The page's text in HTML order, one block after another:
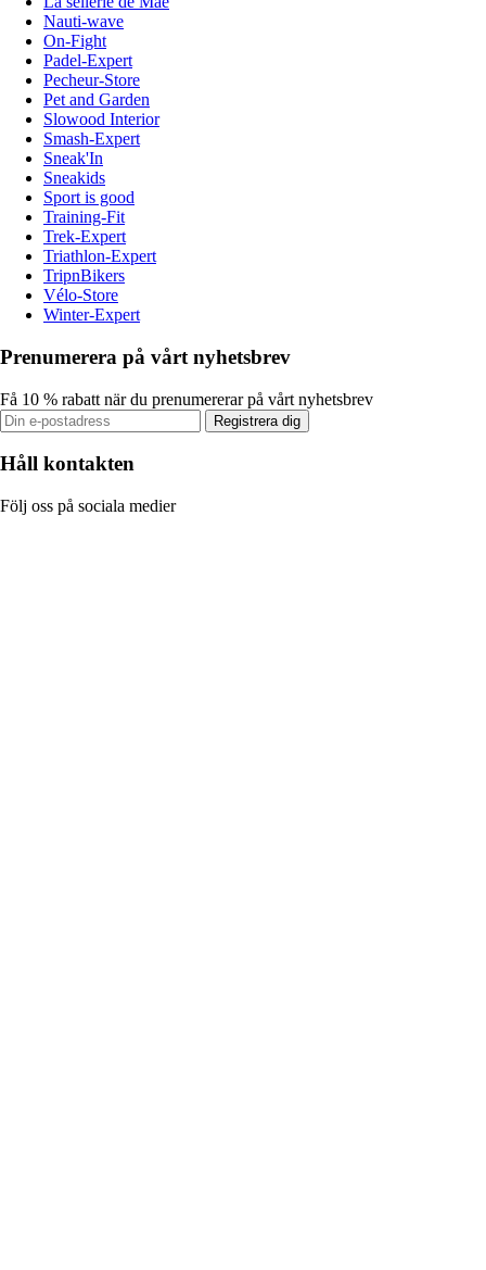
Nauti-wave
On-Fight
Padel-Expert
Pecheur-Store
Pet and Garden
Slowood Interior
Smash-Expert
Sneak'In
Sneakids
Sport is good
Training-Fit
Trek-Expert
Triathlon-Expert
TripnBikers
Vélo-Store
Winter-Expert
Prenumerera på vårt nyhetsbrev
Få 10 % rabatt när du prenumererar på vårt nyhetsbrev
Registrera dig
Håll kontakten
Följ oss på sociala medier